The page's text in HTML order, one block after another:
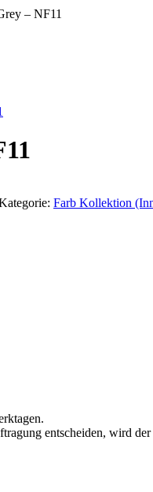
– NF11
Farb Kollektion
entscheiden, wird